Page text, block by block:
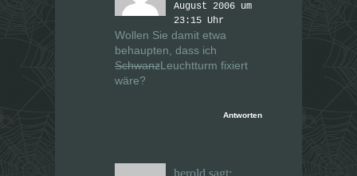
August 2006 um
23:15 Uhr
Wollen Sie damit etwa
behaupten, dass ich
SchwanzLeuchtturm fixiert
wäre?
Antworten
herold sagt: